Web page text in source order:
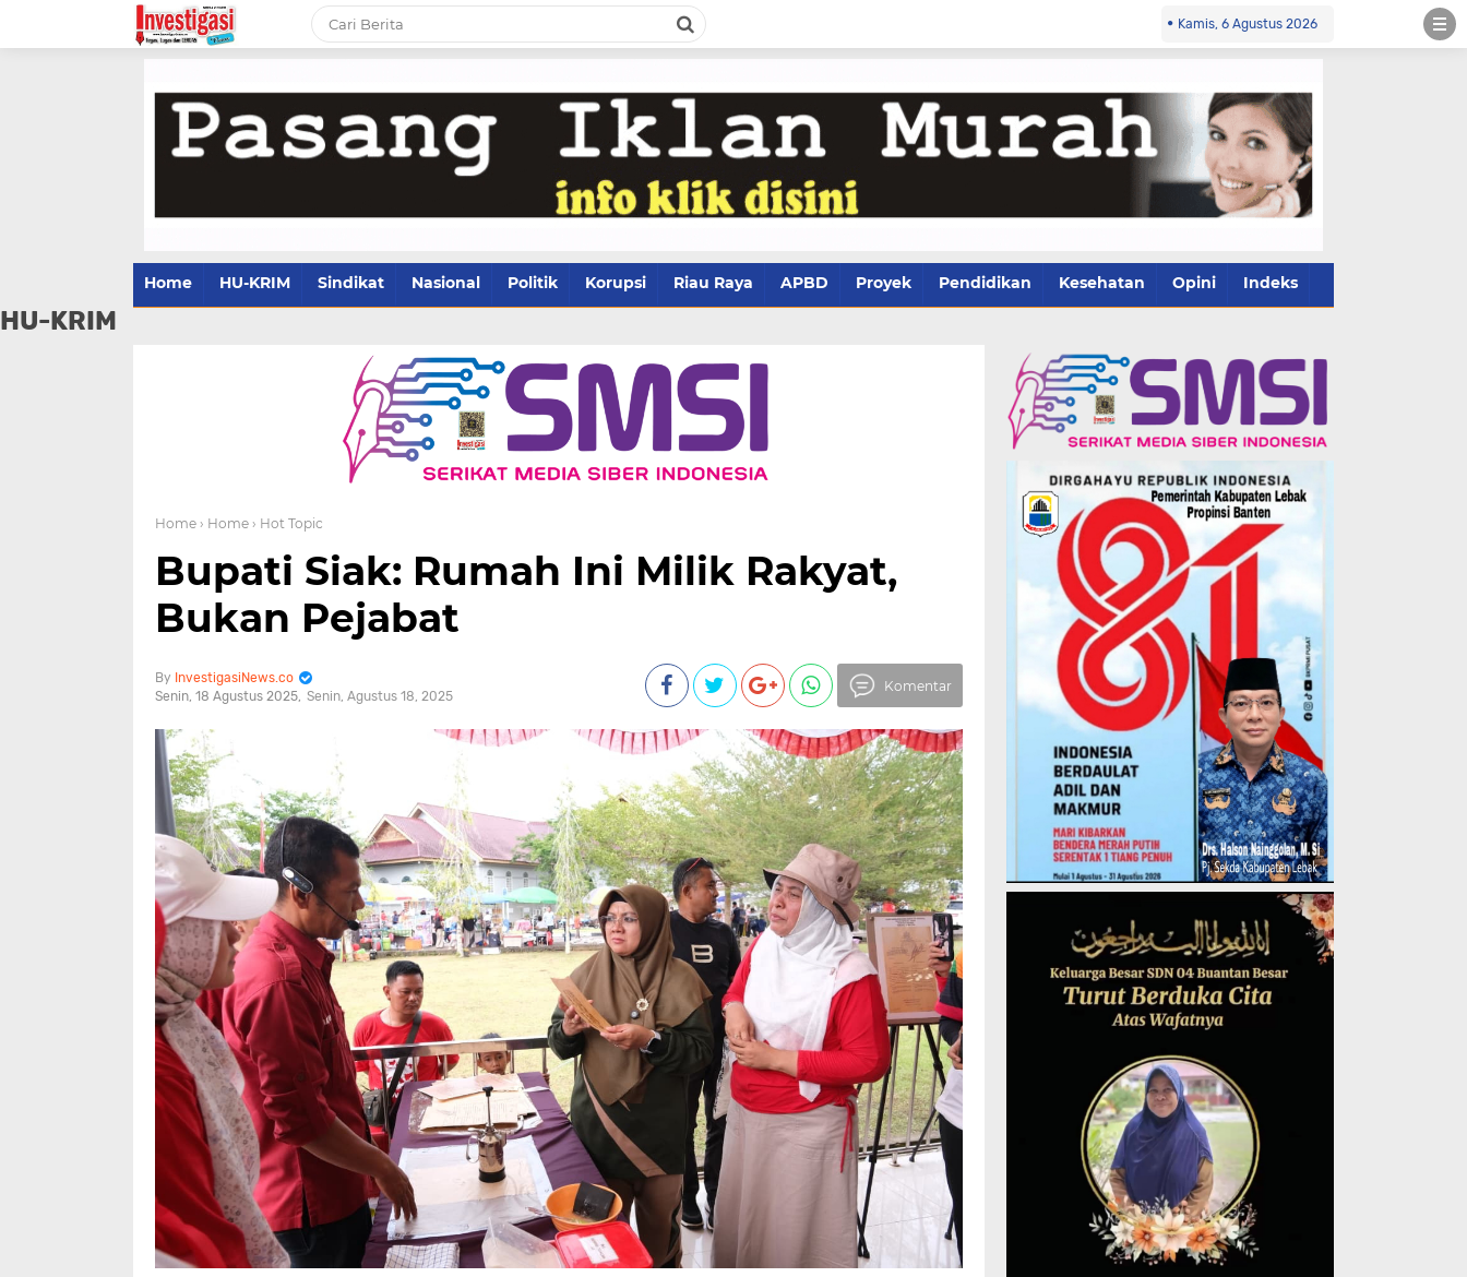
Kamis, 6 Agustus 2026
Home HU-KRIM Sindikat Nasional Politik Korupsi Riau Raya APBD Proyek Pendidikan Kesehatan Opini Indeks
HU-KRIM
Home › Home › Hot Topic
Bupati Siak: Rumah Ini Milik Rakyat,
Bukan Pejabat
InvestigasiNews.co
Senin, 18 Agustus 2025 Senin, Agustus 18, 2025
Komentar